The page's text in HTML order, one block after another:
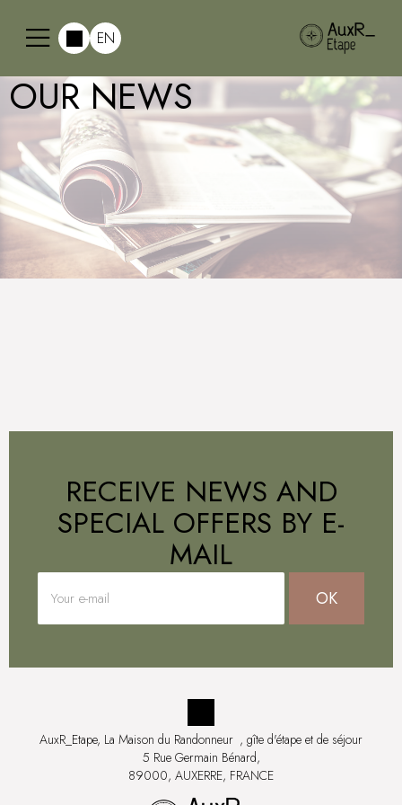
EN
OUR NEWS
RECEIVE NEWS AND
SPECIAL OFFERS BY E-
MAIL
OK
AuxR_Etape, La Maison du Randonneur , gîte d'étape et de séjour
5 Rue Germain Bénard,
89000, AUXERRE, FRANCE